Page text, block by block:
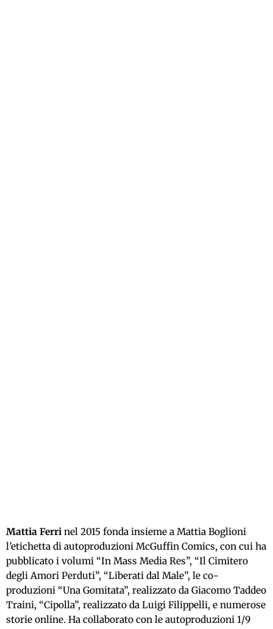
Mattia Ferri nel 2015 fonda insieme a Mattia Boglioni
l’etichetta di autoproduzioni McGuffin Comics, con cui ha
pubblicato i volumi “In Mass Media Res”, “Il Cimitero
degli Amori Perduti”, “Liberati dal Male”, le co-
produzioni “Una Gomitata”, realizzato da Giacomo Taddeo
Traini, “Cipolla”, realizzato da Luigi Filippelli, e numerose
storie online. Ha collaborato con le autoproduzioni 1/9